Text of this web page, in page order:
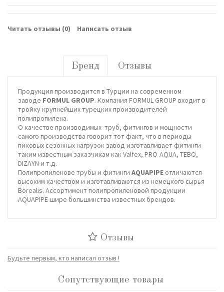
Читать отзывы (0) Написать отзыв
Бренд Отзывы
Продукция производится в Турции на современном
заводе FORMUL GROUP. Компания FORMUL GROUP входит в
тройку крупнейших турецких производителей
полипропилена.
О качестве производимых труб, фитингов и мощности
самого производства говорит тот факт, что в периоды
пиковых сезонных нагрузок завод изготавливает фитинги
таким известным заказчикам как Valfex, PRO-AQUA, TEBO,
DIZAYN и т.д.
Полипропиленове трубы и фитинги AQUAPIPE отличаются
высоким качеством и изготавливаются из немецкого сырья
Borealis. Ассортимент полипропиленовой продукции
AQUAPIPE шире большинства известных брендов.
Отзывы
Будьте первым, кто написал отзыв !
Сопутствующие товары